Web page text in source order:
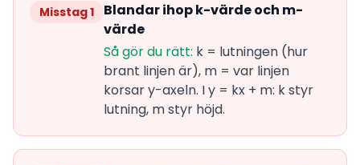
Misstag 1
Blandar ihop k-värde och m-
värde
Så gör du rätt: k = lutningen (hur
brant linjen är), m = var linjen
korsar y-axeln. I y = kx + m: k styr
lutning, m styr höjd.